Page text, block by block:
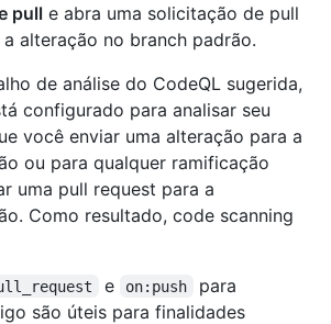
pull e abra uma solicitação de pull
alteração no branch padrão.
de análise do CodeQL sugerida,
configurado para analisar seu
você enviar uma alteração para a
ou para qualquer ramificação
uma pull request para a
Como resultado, code scanning
e on:push
para
são úteis para finalidades